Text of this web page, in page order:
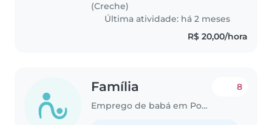
(Creche)
Última atividade: há 2 meses
R$ 20,00/hora
Família
Emprego de babá em Poços de Caldas
8